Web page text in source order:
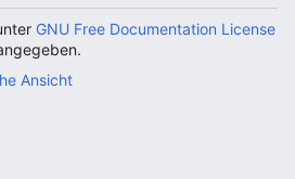
GNU Free Documentation License
Ansicht